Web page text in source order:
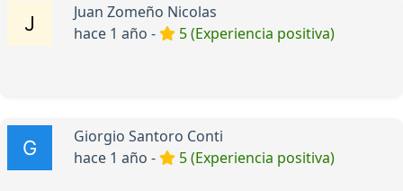
Juan Zomeño Nicolas
hace 1 año -
5 (Experiencia positiva)
Giorgio Santoro Conti
hace 1 año -
5 (Experiencia positiva)